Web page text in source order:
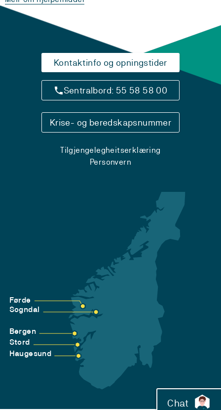
Kontaktinfo og opningstider
Sentralbord: 55 58 58 00
Krise- og beredskapsnummer
Tilgjengelegheitserklæring
Personvern
Førde
Sogndal
Bergen
Stord
Haugesund
Chat